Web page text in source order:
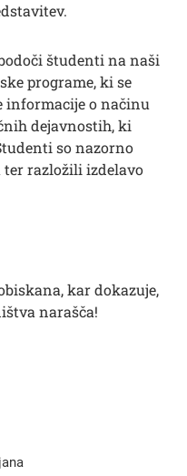
študenti na naši
programe, ki se
informacije o načinu
dejavnostih, ki
so nazorno
razložili izdelavo
kar dokazuje,
narašča!